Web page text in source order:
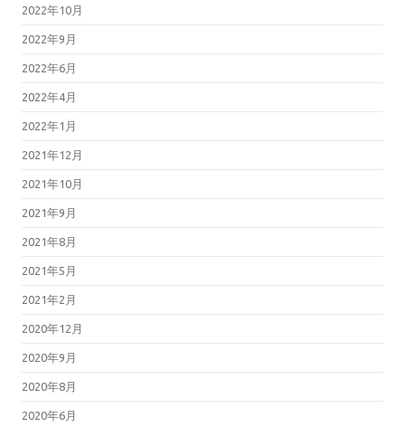
2022年10月
2022年9月
2022年6月
2022年4月
2022年1月
2021年12月
2021年10月
2021年9月
2021年8月
2021年5月
2021年2月
2020年12月
2020年9月
2020年8月
2020年6月